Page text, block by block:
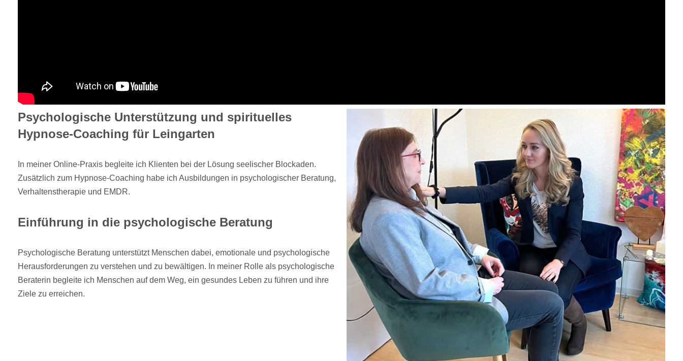
Psychologische Unterstützung und spirituelles
Hypnose-Coaching für Leingarten
In meiner Online-Praxis begleite ich Klienten bei der Lösung seelischer Blockaden.
Zusätzlich zum Hypnose-Coaching habe ich Ausbildungen in psychologischer Beratung,
Verhaltenstherapie und EMDR.
Einführung in die psychologische Beratung
Psychologische Beratung unterstützt Menschen dabei, emotionale und psychologische
Herausforderungen zu verstehen und zu bewältigen. In meiner Rolle als psychologische
Beraterin begleite ich Menschen auf dem Weg, ein gesundes Leben zu führen und ihre
Ziele zu erreichen.